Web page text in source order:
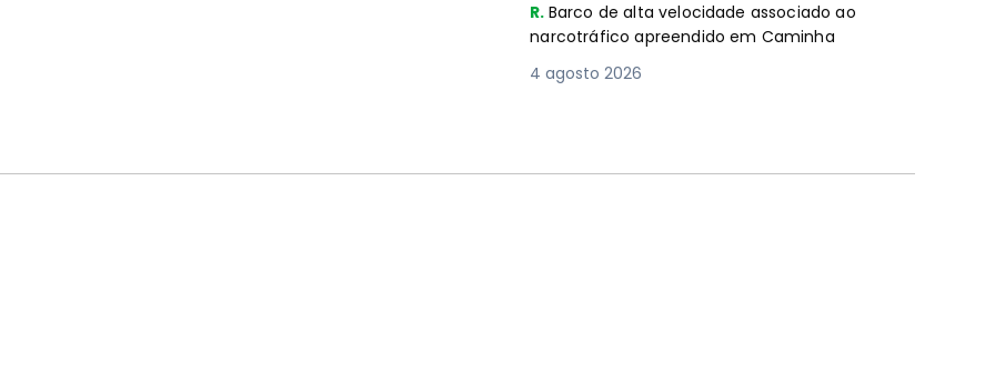
R. Barco de alta velocidade associado ao
narcotráfico apreendido em Caminha
4 agosto 2026